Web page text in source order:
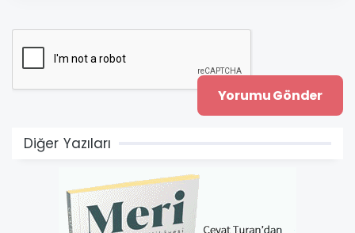
Diğer Yazıları